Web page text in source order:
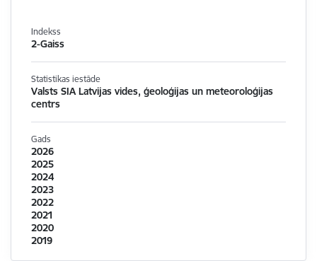
Indekss
2-Gaiss
Statistikas iestāde
Valsts SIA Latvijas vides, ģeoloģijas un meteoroloģijas
centrs
Gads
2026
2025
2024
2023
2022
2021
2020
2019